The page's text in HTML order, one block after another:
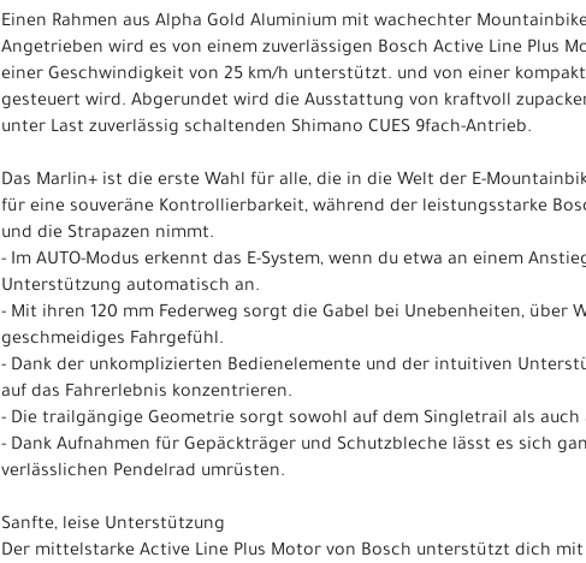
Einen Rahmen aus Alpha Gold Aluminium mit wachechter
Angetrieben wird es von einem zuverlässigen Bosch Active Line Plus
einer Geschwindigkeit von 25 km/h unterstützt. und von einer
gesteuert wird. Abgerundet wird die Ausstattung von kraftvoll
unter Last zuverlässig schaltenden Shimano CUES 9fach-Antrieb.
Das Marlin+ ist die erste Wahl für alle, die in die Welt der E-
für eine souveräne Kontrollierbarkeit, während der leistungsstarke
und die Strapazen nimmt.
- Im AUTO-Modus erkennt das E-System, wenn du etwa an einem
Unterstützung automatisch an.
- Mit ihren 120 mm Federweg sorgt die Gabel bei Unebenheiten, über
geschmeidiges Fahrgefühl.
- Dank der unkomplizierten Bedienelemente und der intuitiven
auf das Fahrerlebnis konzentrieren.
- Die trailgängige Geometrie sorgt sowohl auf dem Singletrail als
- Dank Aufnahmen für Gepäckträger und Schutzbleche lässt es sich
verlässlichen Pendelrad umrüsten.
Sanfte, leise Unterstützung
Der mittelstarke Active Line Plus Motor von Bosch unterstützt dich